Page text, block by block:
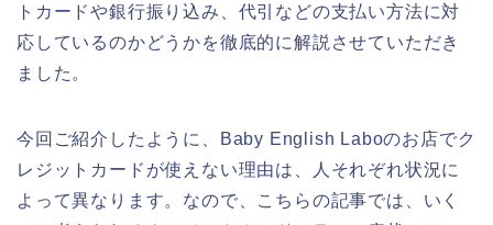
トカードや銀行振り込み、代引などの支払い方法に対
応しているのかどうかを徹底的に解説させていただき
ました。
今回ご紹介したように、Baby English Laboのお店でク
レジットカードが使えない理由は、人それぞれ状況に
よって異なります。なので、こちらの記事では、いく